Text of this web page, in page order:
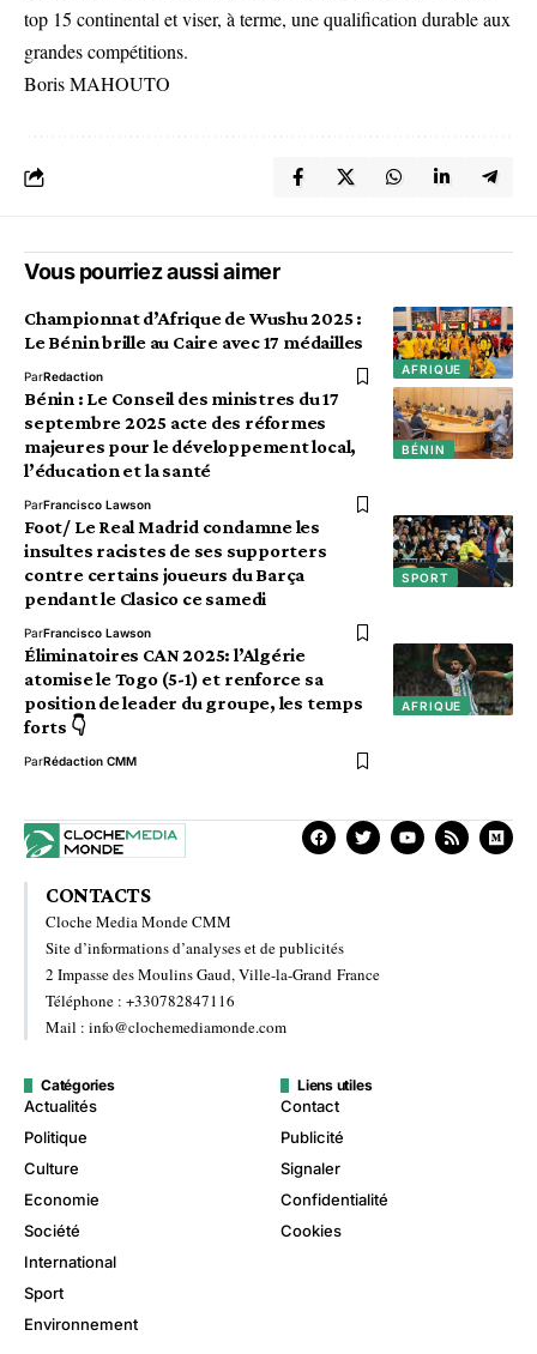
top 15 continental et viser, à terme, une qualification durable aux
grandes compétitions.
Boris MAHOUTO
Vous pourriez aussi aimer
AFRIQUE
Championnat d’Afrique de Wushu 2025 :
Le Bénin brille au Caire avec 17 médailles
ParRedaction
BÉNIN
Bénin : Le Conseil des ministres du 17
septembre 2025 acte des réformes
majeures pour le développement local,
l’éducation et la santé
ParFrancisco Lawson
SPORT
Foot/ Le Real Madrid condamne les
insultes racistes de ses supporters
contre certains joueurs du Barça
pendant le Clasico ce samedi
ParFrancisco Lawson
AFRIQUE
Éliminatoires CAN 2025: l’Algérie
atomise le Togo (5-1) et renforce sa
position de leader du groupe, les temps
forts 👇
ParRédaction CMM
CONTACTS
Cloche Media Monde CMM
Site d’informations d’analyses et de publicités
2 Impasse des Moulins Gaud, Ville-la-Grand France
Téléphone : +330782847116
Mail : info@clochemediamonde.com
Catégories
Actualités
Politique
Culture
Economie
Société
International
Sport
Environnement
Liens utiles
Contact
Publicité
Signaler
Confidentialité
Cookies